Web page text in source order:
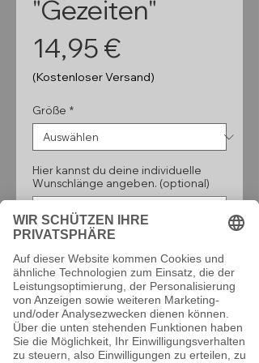
"Gezeiten"
14,95 €Preis
(Kostenloser Versand)
Größe *
Hier kannst du deine individuelle
Wunschlänge angeben. (optional)
Anzahl *